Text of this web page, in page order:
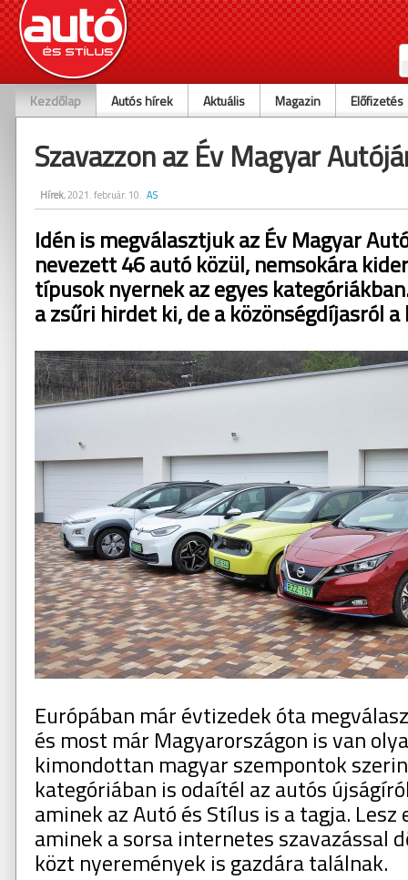
Kezdőlap Autós hírek Aktuális Magazin Előfizetés
Szavazzon az Év Magyar
Hírek, 2021. február. 10. AS
Idén is megválasztjuk az Év Magyar
nevezett 46 autó közül, nemsokára
típusok nyernek az egyes
a zsűri hirdet ki, de a közönségdíjasról
Európában már évtizedek óta
és most már Magyarországon is van
kimondottan magyar szempontok
kategóriában is odaítél az autós
aminek az Autó és Stílus is a tagja. Lesz
aminek a sorsa internetes szavazással
közt nyeremények is gazdára találnak.